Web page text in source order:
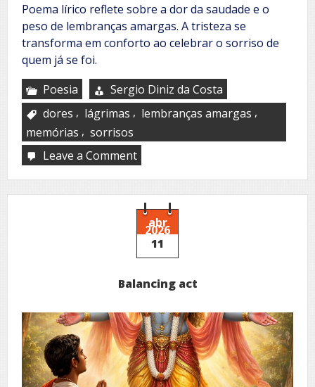
Poema lírico reflete sobre a dor da saudade e o
peso de lembranças amargas. A tristeza se
transforma em conforto ao celebrar o sorriso de
quem já se foi.
Poesia
Sergio Diniz da Costa
dores , lágrimas , lembranças amargas ,
memórias , sorrisos
Leave a Commenton
abr
2026
11
Balancing act